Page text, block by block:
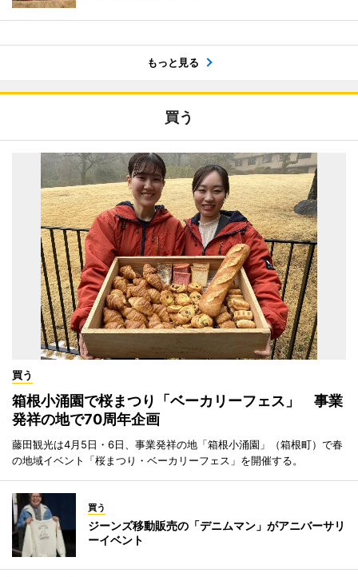
もっと見る
買う
買う
箱根小涌園で桜まつり「ベーカリーフェス」 事業
発祥の地で70周年企画
藤田観光は4月5日・6日、事業発祥の地「箱根小涌園」（箱根町）で春
の地域イベント「桜まつり・ベーカリーフェス」を開催する。
買う
ジーンズ移動販売の「デニムマン」がアニバーサリ
ーイベント